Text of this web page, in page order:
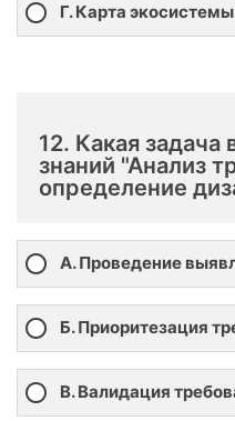
Г. Карта экосистемы
12. Какая задача
знаний "Анализ
определение
А. Проведение
Б. Приоритезация
В. Валидация